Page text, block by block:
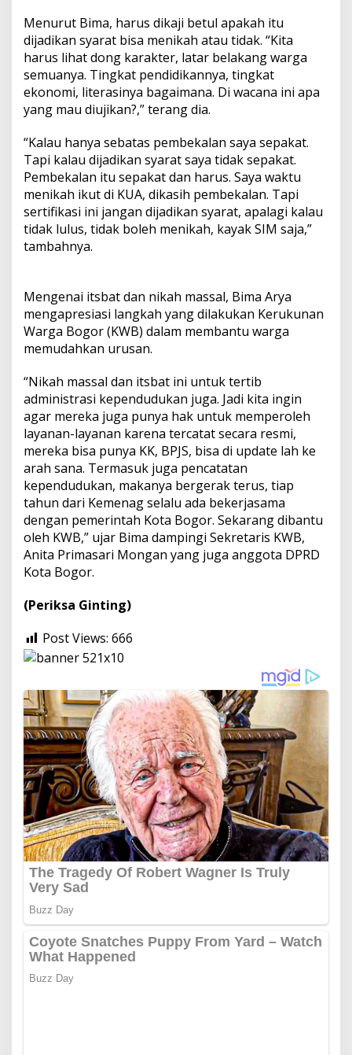
Menurut Bima, harus dikaji betul apakah itu
dijadikan syarat bisa menikah atau tidak. “Kita
harus lihat dong karakter, latar belakang warga
semuanya. Tingkat pendidikannya, tingkat
ekonomi, literasinya bagaimana. Di wacana ini apa
yang mau diujikan?,” terang dia.
“Kalau hanya sebatas pembekalan saya sepakat.
Tapi kalau dijadikan syarat saya tidak sepakat.
Pembekalan itu sepakat dan harus. Saya waktu
menikah ikut di KUA, dikasih pembekalan. Tapi
sertifikasi ini jangan dijadikan syarat, apalagi kalau
tidak lulus, tidak boleh menikah, kayak SIM saja,”
tambahnya.
Mengenai itsbat dan nikah massal, Bima Arya
mengapresiasi langkah yang dilakukan Kerukunan
Warga Bogor (KWB) dalam membantu warga
memudahkan urusan.
“Nikah massal dan itsbat ini untuk tertib
administrasi kependudukan juga. Jadi kita ingin
agar mereka juga punya hak untuk memperoleh
layanan-layanan karena tercatat secara resmi,
mereka bisa punya KK, BPJS, bisa di update lah ke
arah sana. Termasuk juga pencatatan
kependudukan, makanya bergerak terus, tiap
tahun dari Kemenag selalu ada bekerjasama
dengan pemerintah Kota Bogor. Sekarang dibantu
oleh KWB,” ujar Bima dampingi Sekretaris KWB,
Anita Primasari Mongan yang juga anggota DPRD
Kota Bogor.
(Periksa Ginting)
Post Views: 666